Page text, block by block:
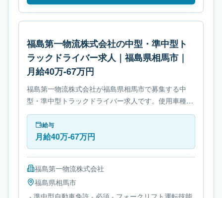
福島第一物流株式会社の中型・準中型ト
ラックドライバー求人｜福島県相馬市｜
月給40万-67万円
福島第一物流株式会社が福島県相馬市で募集する中
型・準中型トラックドライバー求人です。使用車種は
中型トラックです。勤務時間は- 変形労働時間制で
す。必要免許は- 準中型自動車免許です。
給与
月給40万-67万円
福島第一物流株式会社
福島県相馬市
- 準中型自動車免許 - 必須 - フォークリフト運転技能